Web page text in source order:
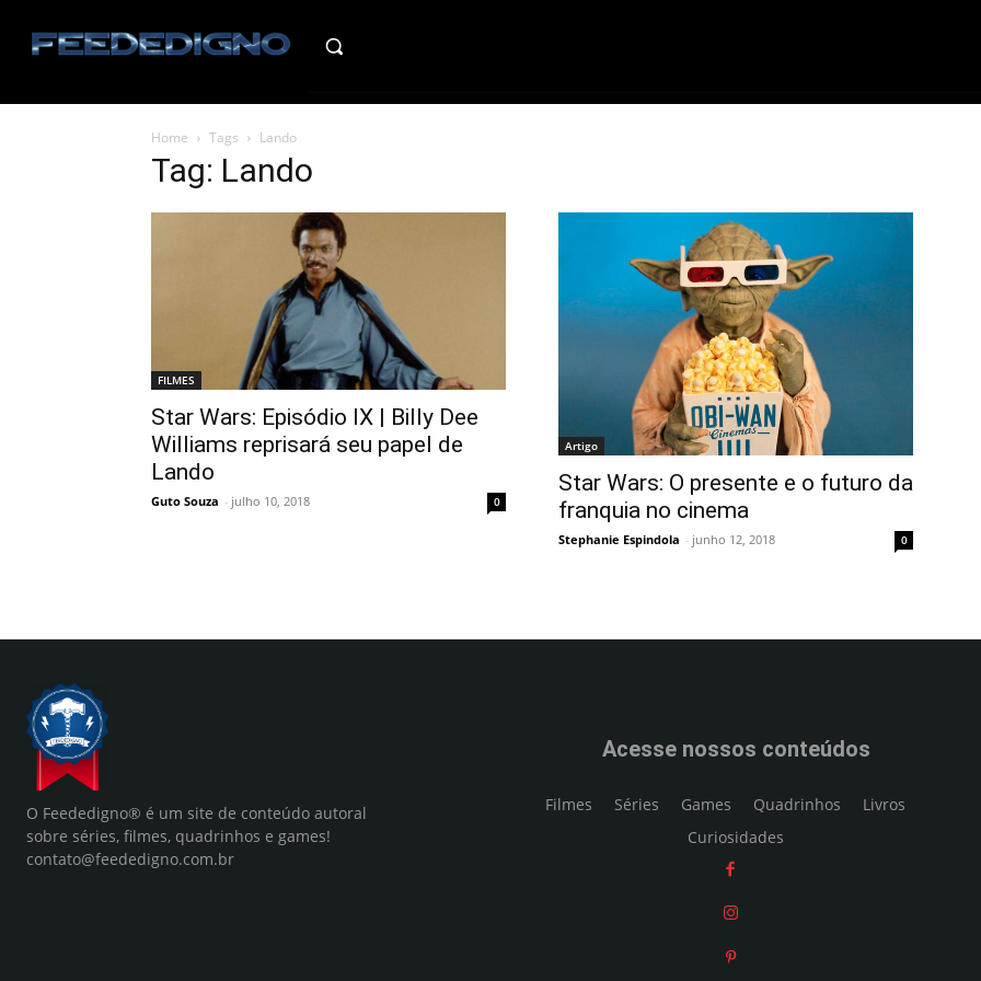
Home Tags Lando
Tag: Lando
FILMES
Star Wars: Episódio IX | Billy Dee
Williams reprisará seu papel de
Lando
Guto Souza - julho 10, 2018 0
Artigo
Star Wars: O presente e o futuro da
franquia no cinema
Stephanie Espindola - junho 12, 2018 0
O Feededigno® é um site de conteúdo autoral
sobre séries, filmes, quadrinhos e games!
contato@feededigno.com.br
Acesse nossos conteúdos
Filmes Séries Games Quadrinhos
Livros
Curiosidades